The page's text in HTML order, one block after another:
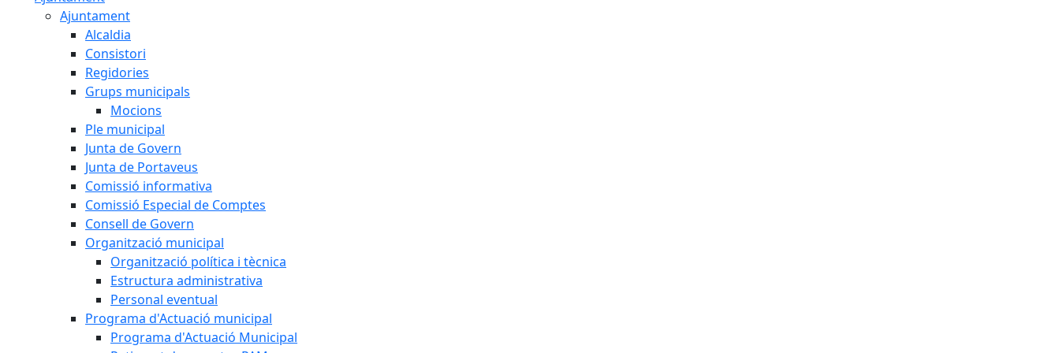
Ajuntament
Alcaldia
Consistori
Regidories
Grups municipals
Mocions
Ple municipal
Junta de Govern
Junta de Portaveus
Comissió informativa
Comissió Especial de Comptes
Consell de Govern
Organització municipal
Organització política i tècnica
Estructura administrativa
Personal eventual
Programa d'Actuació municipal
Programa d'Actuació Municipal